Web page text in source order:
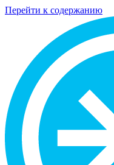
Перейти к содержанию